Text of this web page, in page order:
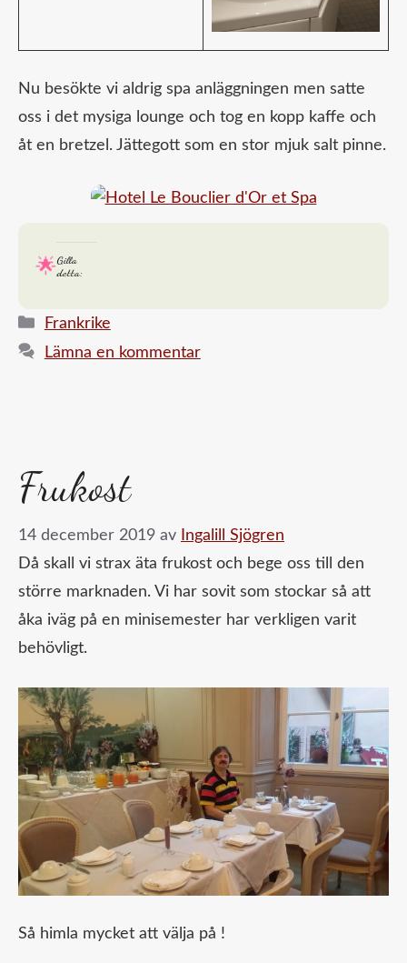
Nu besökte vi aldrig spa anläggningen men satte
oss i det mysiga lounge och tog en kopp kaffe och
åt en bretzel. Jättegott som en stor mjuk salt pinne.
Gilla
detta:
Kategorier
Frankrike
Lämna en kommentar
Frukost
14 december 2019 av
Ingalill Sjögren
Då skall vi strax äta frukost och bege oss till den
större marknaden. Vi har sovit som stockar så att
åka iväg på en minisemester har verkligen varit
behövligt.
Så himla mycket att välja på !